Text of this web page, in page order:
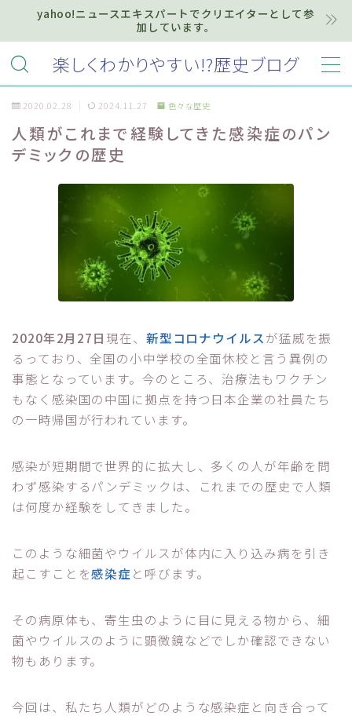
yahoo!ニュースエキスパートでクリエイターとして参
加しています。
楽しくわかりやすい!?歴史ブログ
MENU
ホーム
プライバシーポリシー
お知らせ『インフォメーション』
質問・お問い合わせ等はこちらまで
2020.02.28 2024.11.27 色々な歴史
人類がこれまで経験してきた感染症のパン
デミックの歴史
2020年2月27日現在、 新型コロナウイルスが猛威を振
るっており、全国の小中学校の全面休校と言う異例の
事態となっています。今のところ、治療法もワクチン
もなく感染国の中国に拠点を持つ日本企業の社員たち
の一時帰国が行われています。
感染が短期間で世界的に拡大し、多くの人が年齢を問
わず感染するパンデミックは、これまでの歴史で人類
は何度か経験をしてきました。
このような細菌やウイルスが体内に入り込み病を引き
起こすことを感染症と呼びます。
その病原体も、寄生虫のように目に見える物から、細
菌やウイルスのように顕微鏡などでしか確認できない
物もあります。
今回は、私たち人類がどのような感染症と向き合って